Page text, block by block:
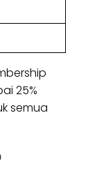
25%
semua